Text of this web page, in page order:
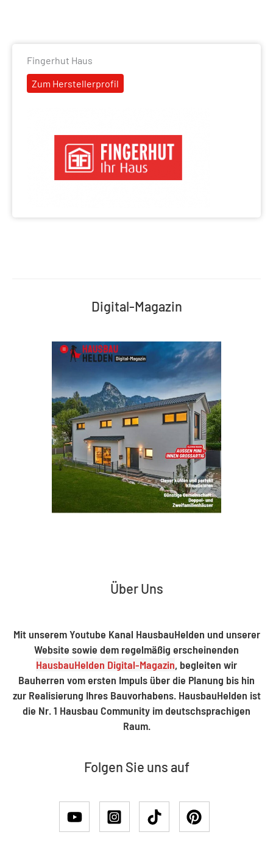
Fingerhut Haus
Zum Herstellerprofil
Digital-Magazin
Über Uns
Mit unserem Youtube Kanal HausbauHelden und unserer
Website sowie dem regelmäßig erscheinenden
HausbauHelden Digital-Magazin, begleiten wir
Bauherren vom ersten Impuls über die Planung bis hin
zur Realisierung Ihres Bauvorhabens. HausbauHelden ist
die Nr. 1 Hausbau Community im deutschsprachigen
Raum.
Folgen Sie uns auf